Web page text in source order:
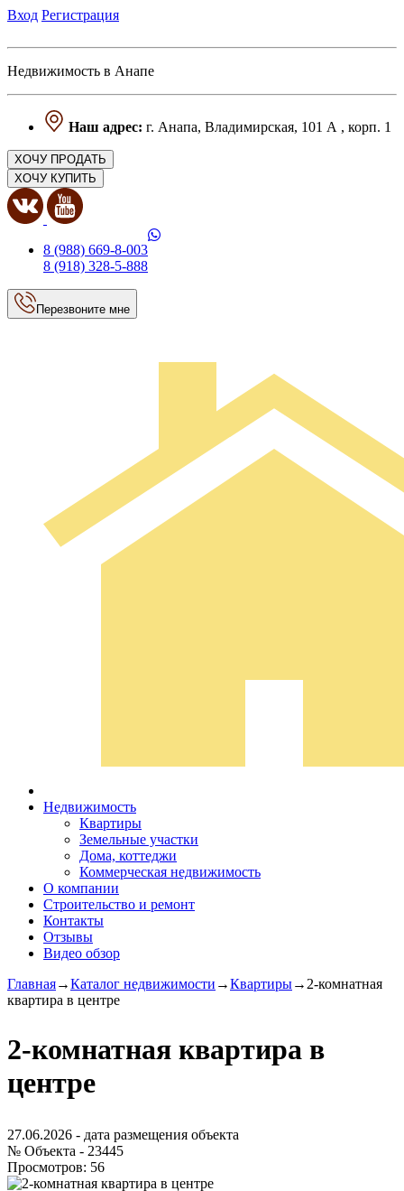
Вход Регистрация
Недвижимость в Анапе
Наш адрес: г. Анапа, Владимирская, 101 А , корп. 1
ХОЧУ ПРОДАТЬ
ХОЧУ КУПИТЬ
8 (988) 669-8-003
8 (918) 328-5-888
Перезвоните мне
Недвижимость
Квартиры
Земельные участки
Дома, коттеджи
Коммерческая недвижимость
О компании
Строительство и ремонт
Контакты
Отзывы
Видео обзор
Главная→Каталог недвижимости →Квартиры→ 2-комнатная
квартира в центре
2-комнатная квартира в
центре
27.06.2026 - дата размещения объекта
№ Объекта - 23445
Просмотров: 56